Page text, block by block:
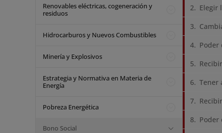
Renovables eléctricas, cogeneración y
residuos
Hidrocarburos y Nuevos Combustibles
Minería y Explosivos
Estrategia y Normativa en Materia de
Energía
Pobreza Energética
Bono Social
Elegir
Poder
Tener
Poder